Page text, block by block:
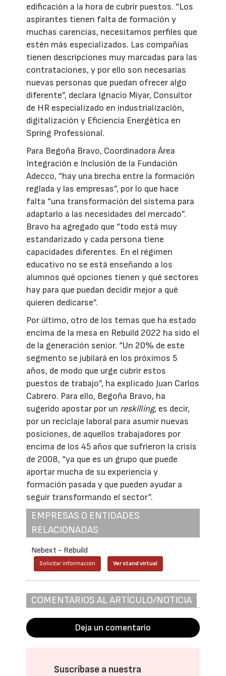
edificación a la hora de cubrir puestos. “Los
aspirantes tienen falta de formación y
muchas carencias, necesitamos perfiles que
estén más especializados. Las compañías
tienen descripciones muy marcadas para las
contrataciones, y por ello son necesarias
nuevas personas que puedan ofrecer algo
diferente”, declara Ignacio Miyar, Consultor
de HR especializado en industrialización,
digitalización y Eficiencia Energética en
Spring Professional.
Para Begoña Bravo, Coordinadora Área
Integración e Inclusión de la Fundación
Adecco, “hay una brecha entre la formación
reglada y las empresas”, por lo que hace
falta “una transformación del sistema para
adaptarlo a las necesidades del mercado”.
Bravo ha agregado que “todo está muy
estandarizado y cada persona tiene
capacidades diferentes. En el régimen
educativo no se está enseñando a los
alumnos qué opciones tienen y qué sectores
hay para que puedan decidir mejor a qué
quieren dedicarse”.
Por último, otro de los temas que ha estado
encima de la mesa en Rebuild 2022 ha sido el
de la generación senior. “Un 20% de este
segmento se jubilará en los próximos 5
años, de modo que urge cubrir estos
puestos de trabajo”, ha explicado Juan Carlos
Cabrero. Para ello, Begoña Bravo, ha
sugerido apostar por un reskilling, es decir,
por un reciclaje laboral para asumir nuevas
posiciones, de aquellos trabajadores por
encima de los 45 años que sufrieron la crisis
de 2008, “ya que es un grupo que puede
aportar mucha de su experiencia y
formación pasada y que pueden ayudar a
seguir transformando el sector”.
EMPRESAS O ENTIDADES
RELACIONADAS
Nebext - Rebuild
Solicitar información Ver stand virtual
COMENTARIOS AL ARTÍCULO/NOTICIA
Deja un comentario
Suscríbase a nuestra